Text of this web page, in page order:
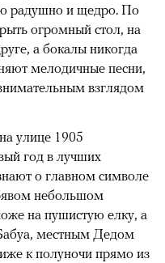
радушно и щедро. По
огромный стол, на
а бокалы никогда
мелодичные песни,
взглядом
улице 1905
год в лучших
о главном символе
небольшом
на пушистую елку, а
местным Дедом
к полуночи прямо из